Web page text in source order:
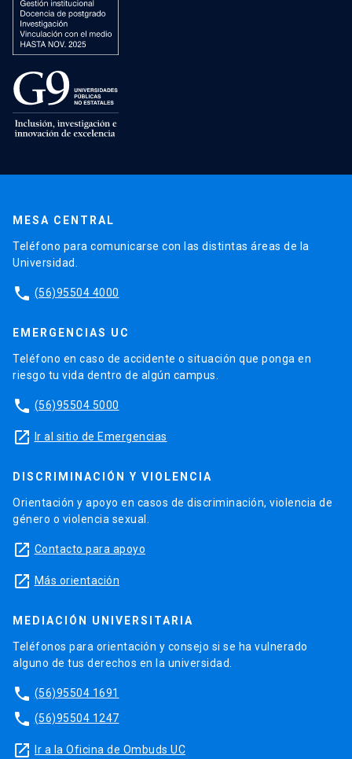
MESA CENTRAL
Teléfono para comunicarse con las distintas áreas de la
Universidad.
phone (56)95504 4000
EMERGENCIAS UC
Teléfono en caso de accidente o situación que ponga en
riesgo tu vida dentro de algún campus.
phone (56)95504 5000
launch Ir al sitio de Emergencias
DISCRIMINACIÓN Y VIOLENCIA
Orientación y apoyo en casos de discriminación, violencia de
género o violencia sexual.
launch Contacto para apoyo
launch Más orientación
MEDIACIÓN UNIVERSITARIA
Teléfonos para orientación y consejo si se ha vulnerado
alguno de tus derechos en la universidad.
phone (56)95504 1691
phone (56)95504 1247
launch Ir a la Oficina de Ombuds UC